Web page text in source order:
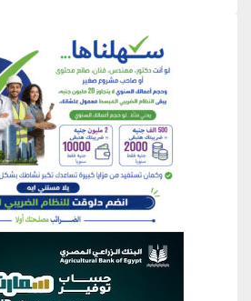
منطقة إعلانية
منطقة إعلانية